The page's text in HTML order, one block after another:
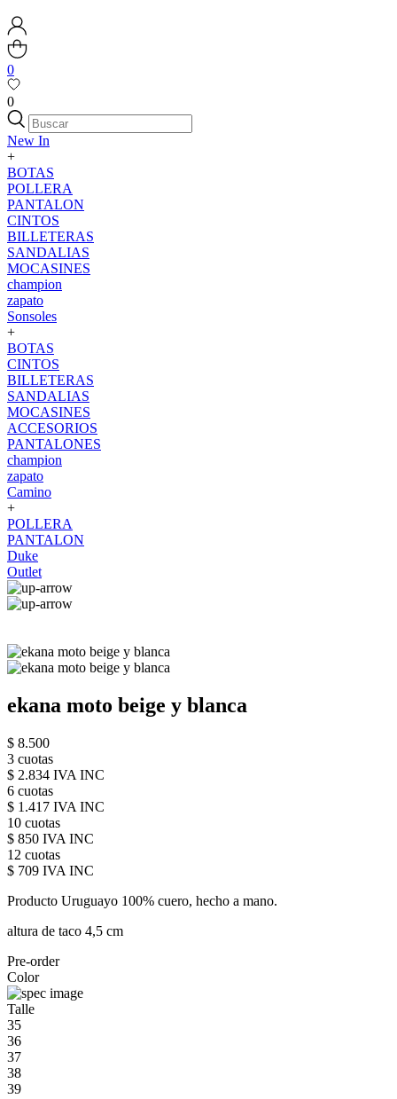
0
0
New In
+
BOTAS
POLLERA
PANTALON
CINTOS
BILLETERAS
SANDALIAS
MOCASINES
champion
zapato
Sonsoles
+
BOTAS
CINTOS
BILLETERAS
SANDALIAS
MOCASINES
ACCESORIOS
PANTALONES
champion
zapato
Camino
+
POLLERA
PANTALON
Duke
Outlet
ekana moto beige y blanca
$ 8.500
3 cuotas
$ 2.834 IVA INC
6 cuotas
$ 1.417 IVA INC
10 cuotas
$ 850 IVA INC
12 cuotas
$ 709 IVA INC
Producto Uruguayo 100% cuero, hecho a mano.
altura de taco 4,5 cm
Pre-order
Color
Talle
35
36
37
38
39